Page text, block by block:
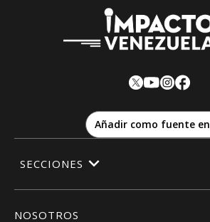
Añadir como fuente en
NOSOTROS
SECCIONES